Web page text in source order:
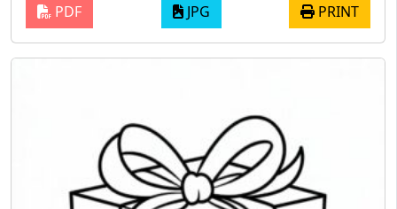
PDF JPG PRINT